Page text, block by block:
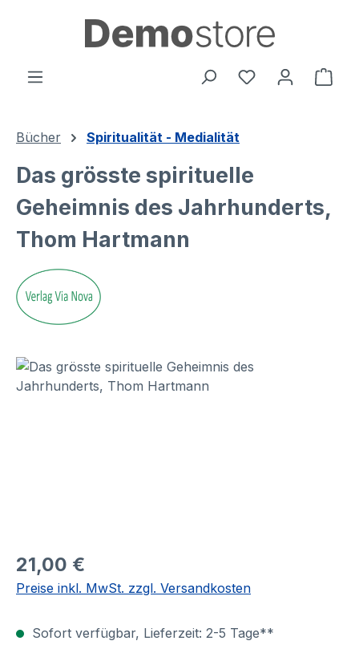
Bücher Spiritualität - Medialität
Das grösste spirituelle
Geheimnis des Jahrhunderts,
Thom Hartmann
Bildergalerie überspringen
21,00 €
Preise inkl. MwSt. zzgl. Versandkosten
Sofort verfügbar, Lieferzeit: 2-5 Tage**